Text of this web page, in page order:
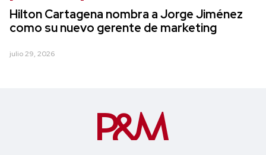
Hilton Cartagena nombra a Jorge Jiménez
como su nuevo gerente de marketing
julio 29, 2026